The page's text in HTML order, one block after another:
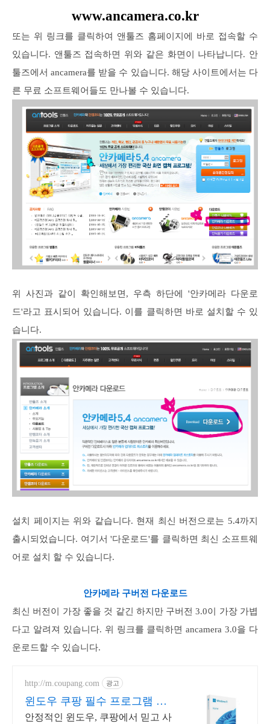
www.ancamera.co.kr
또는 위 링크를 클릭하여 앤툴즈 홈페이지에 바로 접속할 수
있습니다. 앤툴즈 접속하면 위와 같은 화면이 나타납니다. 안
툴즈에서 ancamera를 받을 수 있습니다. 해당 사이트에서는 다
른 무료 소프트웨어들도 만나볼 수 있습니다.
위 사진과 같이 확인해보면, 우측 하단에 '안카메라 다운로
드'라고 표시되어 있습니다. 이를 클릭하면 바로 설치할 수 있
습니다.
설치 페이지는 위와 같습니다. 현재 최신 버전으로는 5.4까지
출시되었습니다. 여기서 '다운로드'를 클릭하면 최신 소프트웨
어로 설치 할 수 있습니다.
안카메라 구버전 다운로드
최신 버전이 가장 좋을 것 같긴 하지만 구버전 3.0이 가장 가볍
다고 알려져 있습니다. 위 링크를 클릭하면 ancamera 3.0을 다
운로드할 수 있습니다.
http://m.coupang.com 광고
윈도우 쿠팡 필수 프로그램 한
번에!
안정적인 윈도우, 쿠팡에서 믿고 사